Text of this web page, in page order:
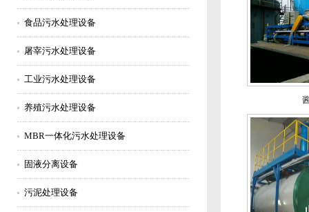
食品污水处理设备
屠宰污水处理设备
工业污水处理设备
养殖污水处理设备
MBR一体化污水处理设备
固液分离设备
污泥处理设备